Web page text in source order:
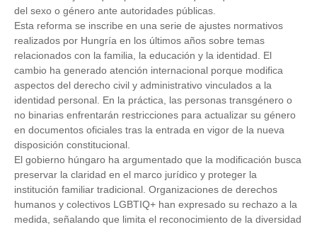
del sexo o género ante autoridades públicas.
Esta reforma se inscribe en una serie de ajustes normativos
realizados por Hungría en los últimos años sobre temas
relacionados con la familia, la educación y la identidad. El
cambio ha generado atención internacional porque modifica
aspectos del derecho civil y administrativo vinculados a la
identidad personal. En la práctica, las personas transgénero o
no binarias enfrentarán restricciones para actualizar su género
en documentos oficiales tras la entrada en vigor de la nueva
disposición constitucional.
El gobierno húngaro ha argumentado que la modificación busca
preservar la claridad en el marco jurídico y proteger la
institución familiar tradicional. Organizaciones de derechos
humanos y colectivos LGBTIQ+ han expresado su rechazo a la
medida, señalando que limita el reconocimiento de la diversidad